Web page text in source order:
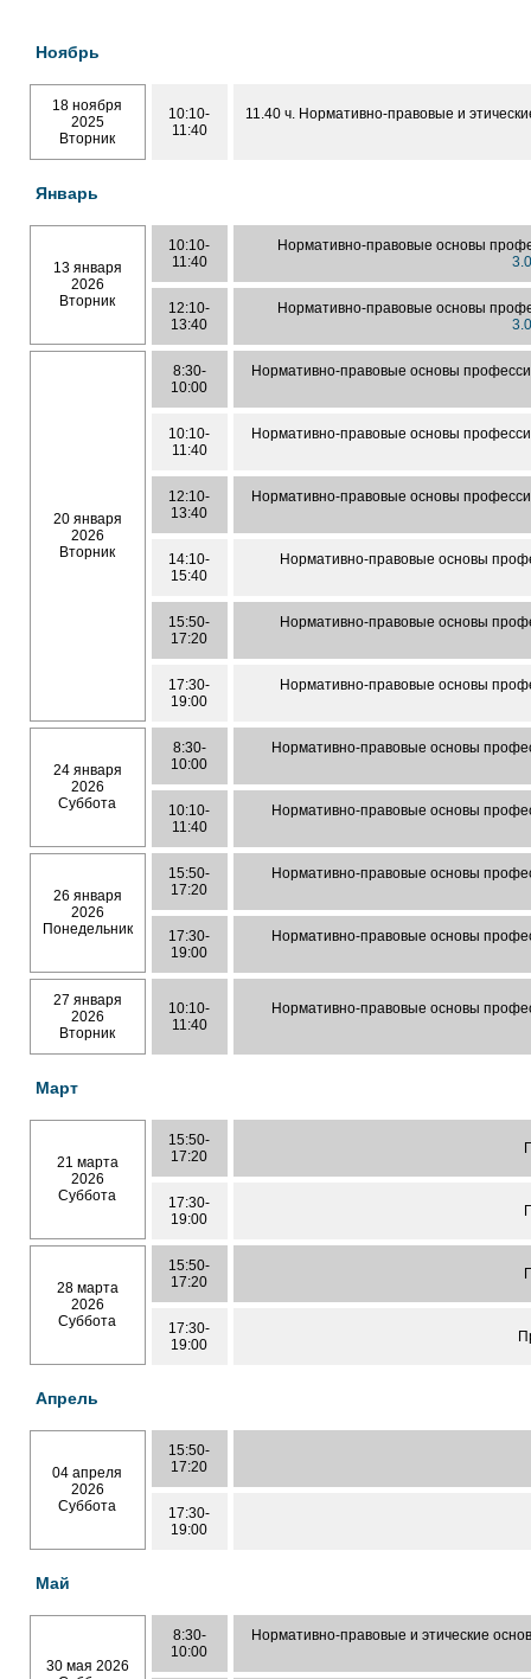
Ноябрь
18 ноября
2025
Вторник
10:10-
11:40
11.40 ч. Нормативно-правовые и
Январь
13 января
2026
Вторник
10:10-
11:40
Нормативно-правовые основы
12:10-
13:40
Нормативно-правовые основы
20 января
2026
Вторник
8:30-
10:00
Нормативно-правовые основы
10:10-
11:40
Нормативно-правовые основы
12:10-
13:40
Нормативно-правовые основы
14:10-
15:40
Нормативно-правовые основы
15:50-
17:20
Нормативно-правовые основы
17:30-
19:00
Нормативно-правовые основы
24 января
2026
Суббота
8:30-
10:00
Нормативно-правовые основы
10:10-
11:40
Нормативно-правовые основы
26 января
2026
Понедельник
15:50-
17:20
Нормативно-правовые основы
17:30-
19:00
Нормативно-правовые основы
27 января
2026
Вторник
10:10-
11:40
Нормативно-правовые основы
Март
21 марта
2026
Суббота
15:50-
17:20
17:30-
19:00
28 марта
2026
Суббота
15:50-
17:20
17:30-
19:00
Апрель
04 апреля
2026
Суббота
15:50-
17:20
17:30-
19:00
Май
30 мая 2026
8:30-
10:00
Нормативно-правовые и этические